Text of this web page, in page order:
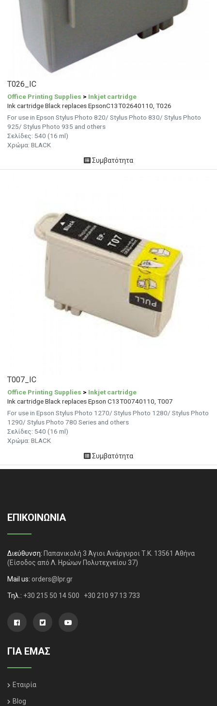
T026_IC
Office Printing Supplies > Inkjet cartridge
Ink cartridge Black replaces EpsonC13T02640110, T026
For use in Epson Stylus Photo 820/ Stylus Photo 830/ Stylus Photo
925/ Stylus Photo 935 and others
Σελίδες: 540 (16 ml)
Χρώμα: BLACK
Συμβατότητα
T007_IC
Office Printing Supplies > Inkjet cartridge
Ink cartridge Black replaces Epson C13T00740110, T007
For use in Epson Stylus Photo 1270/ Stylus Photo 1280/ Stylus Photo
1290/ Stylus Photo 780 Series and others
Σελίδες: 540 (16 ml)
Χρώμα: BLACK
Συμβατότητα
ΕΠΙΚΟΙΝΩΝΙΑ
Διεύθυνση: Παπανικολή 3 Άγιοι Ανάργυροι Τ.Κ. 13561 Αθήνα
(Είσοδος από Λ. Ηρώων Πολυτεχνείου 37)
Mail us: orders@lpr.gr
Τηλ.: +30 215 50 14 500 +30 210 97 13 733
ΓΙΑ ΕΜΑΣ
Εταιρία
Blog